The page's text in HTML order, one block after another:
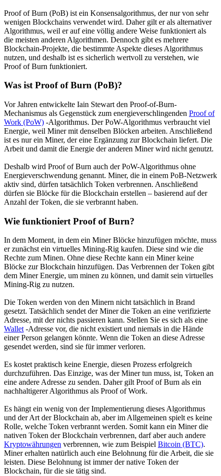
Proof of Burn (PoB) ist ein Konsensalgorithmus, der nur von sehr
wenigen Blockchains verwendet wird. Daher gilt er als alternativer
Algorithmus, weil er auf eine völlig andere Weise funktioniert als
die meisten anderen Algorithmen. Dennoch gibt es mehrere
Blockchain-Projekte, die bestimmte Aspekte dieses Algorithmus
nutzen, und deshalb ist es sicherlich wertvoll zu verstehen, wie
Proof of Burn funktioniert.
Was ist Proof of Burn (PoB)?
Vor Jahren entwickelte Iain Stewart den Proof-of-Burn-
Mechanismus als Gegenstück zum energieverschlingenden Proof of
Work (PoW) -Algorithmus. Der PoW-Algorithmus verbraucht viel
Energie, weil Miner mit denselben Blöcken arbeiten. Anschließend
ist es nur ein Miner, der eine Ergänzung zur Blockchain liefert. Die
Arbeit und damit die Energie der anderen Miner wird nicht genutzt.
Deshalb wird Proof of Burn auch der PoW-Algorithmus ohne
Energieverschwendung genannt. Miner, die in einem PoB-Netzwerk
aktiv sind, dürfen tatsächlich Token verbrennen. Anschließend
dürfen sie Blöcke für die Blockchain erstellen – basierend auf der
Anzahl der Token, die sie verbrannt haben.
Wie funktioniert Proof of Burn?
In dem Moment, in dem ein Miner Blöcke hinzufügen möchte, muss
er zunächst ein virtuelles Mining-Rig kaufen. Diese sind wie die
Rechte zum Minen. Ohne diese Rechte kann ein Miner keine
Blöcke zur Blockchain hinzufügen. Das Verbrennen der Token gibt
dem Miner Energie, um minen zu können, und damit sein virtuelles
Mining-Rig zu nutzen.
Die Token werden von den Minern nicht tatsächlich in Brand
gesetzt. Tatsächlich sendet der Miner die Token an eine verifizierte
Adresse, mit der nichts passieren kann. Stellen Sie es sich als eine
Wallet-Adresse vor, die nicht existiert und niemals in die Hände
einer Person gelangen könnte. Wenn die Token an diese Adresse
gesendet werden, sind sie für immer verloren.
Es kostet praktisch keine Energie, diesen Prozess erfolgreich
durchzuführen. Das Einzige, was der Miner tun muss, ist, Token an
eine andere Adresse zu senden. Daher gilt Proof of Burn als ein
nachhaltigerer Algorithmus als Proof of Work.
Es hängt ein wenig von der Implementierung dieses Algorithmus
und der Art der Blockchain ab, aber im Allgemeinen spielt es keine
Rolle, welche Token verbrannt werden. Somit kann ein Miner die
nativen Token der Blockchain verbrennen, darf aber auch andere
Kryptowährungen verbrennen, wie zum Beispiel Bitcoin (BTC).
Miner erhalten natürlich auch eine Belohnung für die Arbeit, die sie
leisten. Diese Belohnung ist immer der native Token der
Blockchain, für die sie tätig sind.